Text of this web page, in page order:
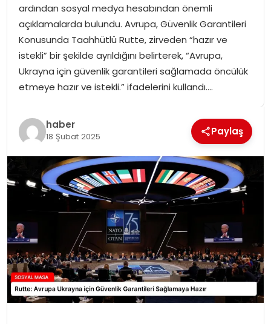
MAGAZIN
ardından sosyal medya hesabından önemli
açıklamalarda bulundu. Avrupa, Güvenlik Garantileri
Konusunda Taahhütlü Rutte, zirveden “hazır ve
istekli” bir şekilde ayrıldığını belirterek, “Avrupa,
Ukrayna için güvenlik garantileri sağlamada öncülük
etmeye hazır ve istekli.” ifadelerini kullandı….
haber
18 Şubat 2025 Paylaş